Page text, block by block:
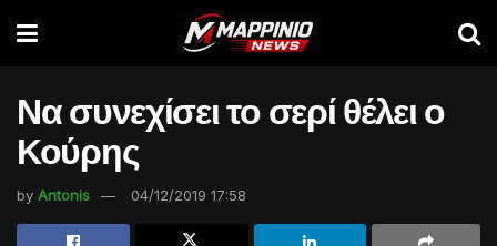
Να συνεχίσει το σερί θέλει ο
Κούρης
by Antonis 04/12/2019 17:58